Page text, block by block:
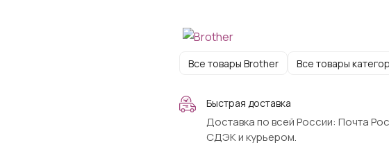
Все товары Brother Все товары
Быстрая доставка
Доставка по всей России: Почта
СДЭК и курьером.